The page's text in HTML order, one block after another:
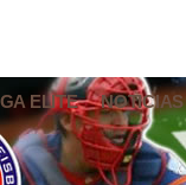
ELITE NOTICIAS